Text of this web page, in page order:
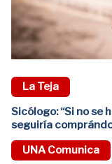
La Teja
Sicólogo: “Si no se
seguiría
UNA Comunica